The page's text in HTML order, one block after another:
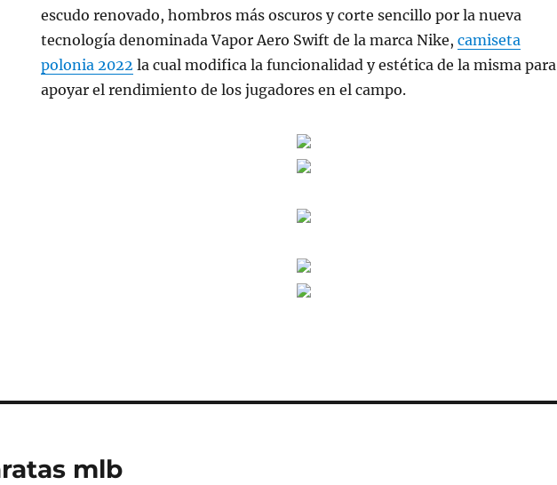
escudo renovado, hombros más oscuros y corte sencillo por la nueva
tecnología denominada Vapor Aero Swift de la marca Nike,camiseta
polonia 2022 la cual modifica la funcionalidad y estética de la misma para
apoyar el rendimiento de los jugadores en el campo.
mlb